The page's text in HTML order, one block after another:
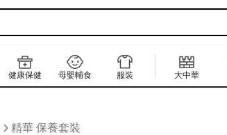
健康保健 母嬰輔食 服裝 大中華
精華 保養套裝